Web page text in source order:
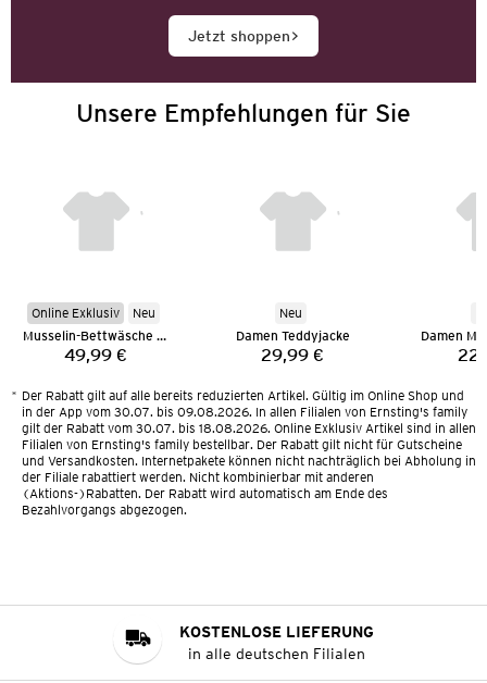
Jetzt shoppen
Unsere Empfehlungen für Sie
Online Exklusiv
Neu
Musselin-Bettwäsche 135 x 200 cm
Preis:
49,99 €
Neu
Damen Teddyjacke
Preis:
29,99 €
Damen
* Der Rabatt gilt auf alle bereits reduzierten Artikel. Gültig im Online Shop und
in der App vom 30.07. bis 09.08.2026. In allen Filialen von Ernsting's family
gilt der Rabatt vom 30.07. bis 18.08.2026. Online Exklusiv Artikel sind in allen
Filialen von Ernsting's family bestellbar. Der Rabatt gilt nicht für Gutscheine
und Versandkosten. Internetpakete können nicht nachträglich bei Abholung in
der Filiale rabattiert werden. Nicht kombinierbar mit anderen
(Aktions-)Rabatten. Der Rabatt wird automatisch am Ende des
Bezahlvorgangs abgezogen.
KOSTENLOSE LIEFERUNG
in alle deutschen Filialen